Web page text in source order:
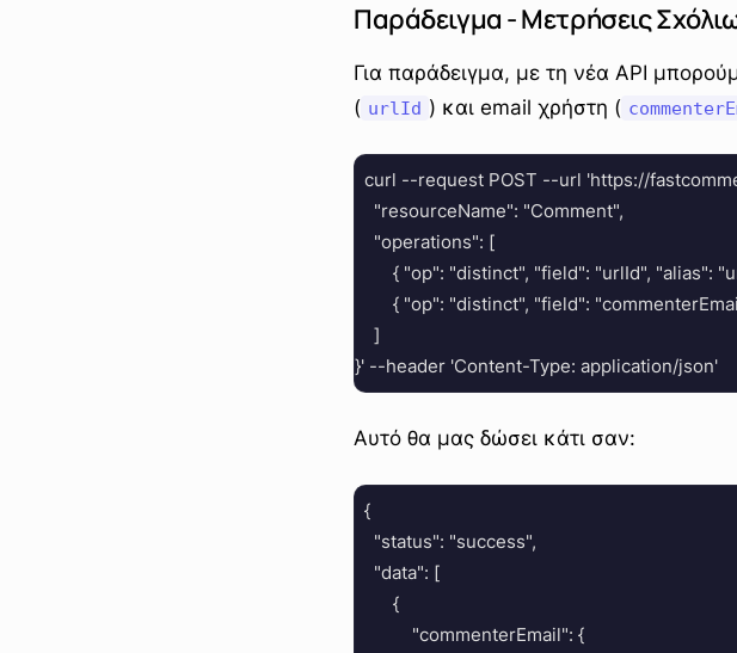
Παράδειγμα - Μετρήσεις
Για παράδειγμα, με τη νέα API
( urlId ) και email χρήστη (
curl --request POST --url 'https://
    "resourceName": "Comment",
    "operations": [
{ "op": "distinct", "field": "urlId", "alias":
{ "op": "distinct", "field":
    ]
Αυτό θα μας δώσει κάτι σαν:
  {
    "status": "success",
    "data": [
        {
            "commenterEmail": {